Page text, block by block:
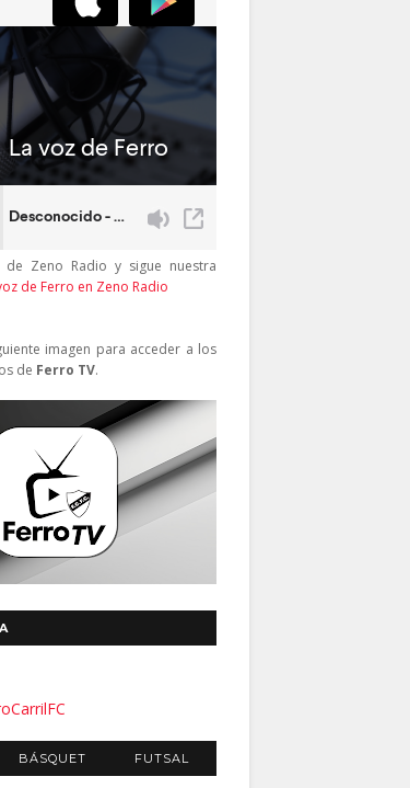
de Zeno Radio y sigue nuestra
de Ferro en Zeno Radio
imagen para acceder a los
de Ferro TV.
BÁSQUET FUTSAL